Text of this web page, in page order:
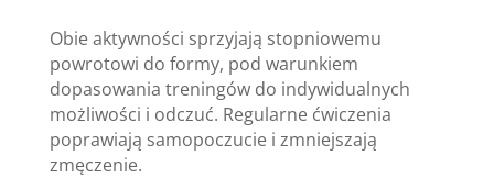
Obie aktywności sprzyjają stopniowemu
powrotowi do formy, pod warunkiem
dopasowania treningów do indywidualnych
możliwości i odczuć. Regularne ćwiczenia
poprawiają samopoczucie i zmniejszają
zmęczenie.